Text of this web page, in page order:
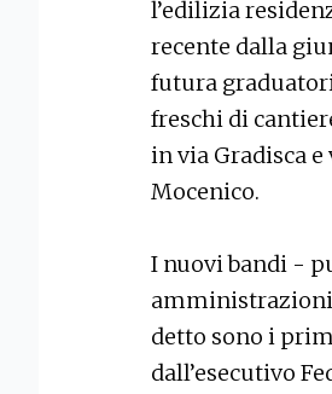
l’edilizia
recente dalla
futura
freschi di
in via Gradisca
Mocenico.
I nuovi bandi -
amministrazioni
detto sono i
dall’esecutivo